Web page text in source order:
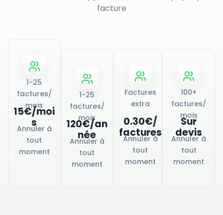
facture
1-25
factures/
mois
15€/moi
s
Annuler à
tout
moment
1-25
factures/
mois
120€/an
née
Annuler à
tout
moment
Factures
extra
0.30€/
factures
Annuler à
tout
moment
100+
factures/
mois
Sur
devis
Annuler à
tout
moment